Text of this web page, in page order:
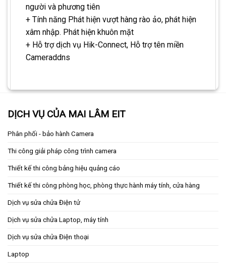
người và phương tiên
+ Tính năng Phát hiện vượt hàng rào ảo, phát hiện
xâm nhập. Phát hiện khuôn mặt
+ Hỗ trợ dịch vụ Hik-Connect, Hỗ trợ tên miền
Cameraddns
DỊCH VỤ CỦA MAI LÂM EIT
Phân phối - bảo hành Camera
Thi công giải pháp công trình camera
Thiết kế thi công bảng hiệu quảng cáo
Thiết kế thi công phòng học, phòng thực hành máy tính, cửa hàng
Dịch vụ sửa chửa Điện tử
Dịch vụ sửa chửa Laptop, máy tính
Dịch vụ sửa chửa Điện thoại
Laptop